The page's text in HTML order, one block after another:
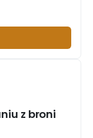
z broni